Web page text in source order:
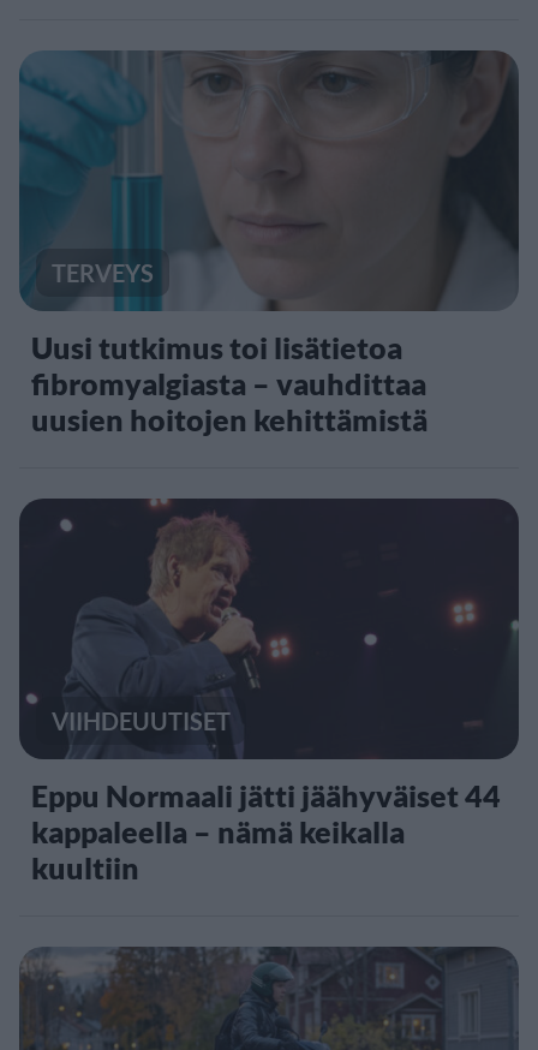
TERVEYS
Uusi tutkimus toi lisätietoa
fibromyalgiasta – vauhdittaa
uusien hoitojen kehittämistä
VIIHDEUUTISET
Eppu Normaali jätti jäähyväiset 44
kappaleella – nämä keikalla
kuultiin